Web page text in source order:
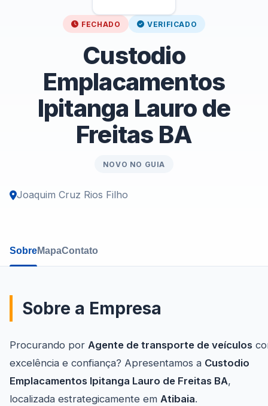
FECHADO VERIFICADO
Custodio
Emplacamentos
Ipitanga Lauro de
Freitas BA
NOVO NO GUIA
Joaquim Cruz Rios Filho
SobreMapaContato
Sobre a Empresa
Procurando por Agente de transporte de veículos
excelência e confiança? Apresentamos a Custodio
Emplacamentos Ipitanga Lauro de Freitas BA,
localizada estrategicamente em Atibaia.